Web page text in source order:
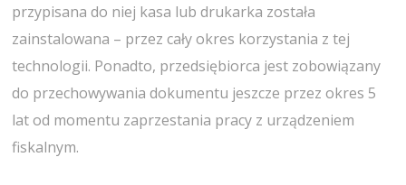
przypisana do niej kasa lub drukarka została
zainstalowana – przez cały okres korzystania z tej
technologii. Ponadto, przedsiębiorca jest zobowiązany
do przechowywania dokumentu jeszcze przez okres 5
lat od momentu zaprzestania pracy z urządzeniem
fiskalnym.